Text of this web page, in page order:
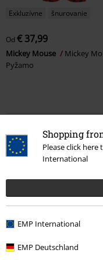
Shopping
Please click
International
EMP International
EMP Deutschland
Exkluzívne šnurovanie
Od € 37,99
Mickey Mouse
Mickey
Pyžamo
OMC € 39,90